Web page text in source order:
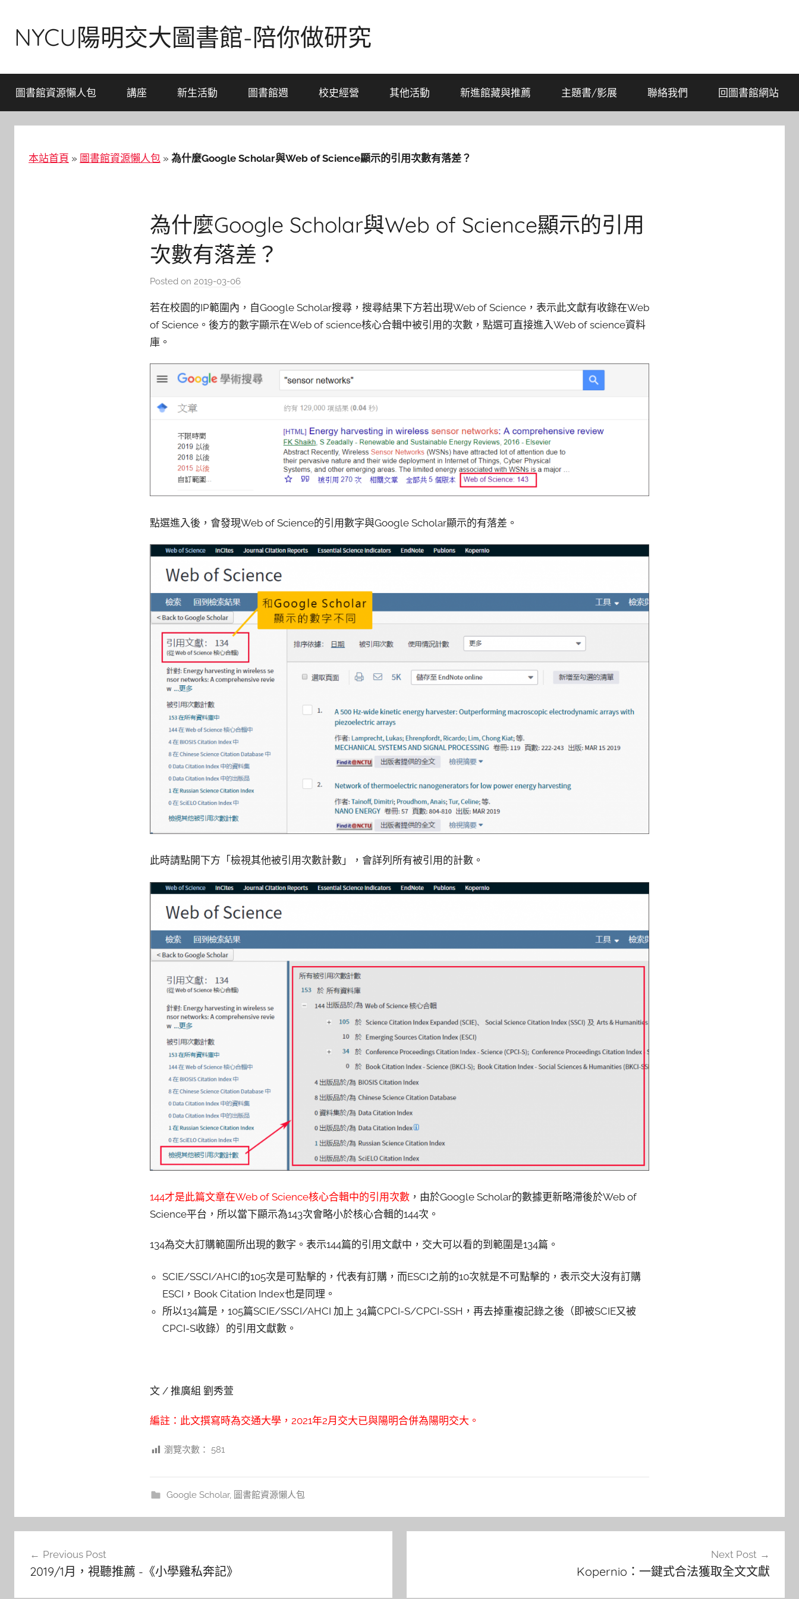
contentNYCU陽明交大圖書館-陪你做研究
圖書館資源懶人包 講座 新生活動 圖書館週 校史經營 其他活動 新進館藏與推薦 主題書/影展 聯絡我們 回圖書館網站
本站首頁 » 圖書館資源懶人包 » 為什麼Google Scholar與Web of Science顯示的引用次數有落差？
為什麼Google Scholar與Web of Science顯示的引用
次數有落差？
Posted on 2019-03-06
s
h
h
若在校園的IP範圍內，自Google Scholar搜尋，搜尋結果下方若出現Web of Science，表示此文獻有收錄在Web
of Science。後方的數字顯示在Web of science核心合輯中被引用的次數，點選可直接進入Web of science資料
庫。
點選進入後，會發現Web of Science的引用數字與Google Scholar顯示的有落差。
此時請點開下方「檢視其他被引用次數計數」，會詳列所有被引用的計數。
144才是此篇文章在Web of Science核心合輯中的引用次數 ，由於Google Scholar的數據更新略滯後於Web of
Science平台，所以當下顯示為143次會略小於核心合輯的144次。
134為交大訂購範圍所出現的數字。表示144篇的引用文獻中，交大可以看的到範圍是134篇。
SCIE/SSCI/AHCI的105次是可點擊的，代表有訂購，而ESCI之前的10次就是不可點擊的，表示交大沒有訂購
ESCI，Book Citation Index也是同理。
所以134篇是，105篇SCIE/SSCI/AHCI 加上 34篇CPCI-S/CPCI-SSH，再去掉重複記錄之後（即被SCIE又被
CPCI-S收錄）的引用文獻數。
文 / 推廣組 劉秀萱
編註：此文撰寫時為交通大學，2021年2月交大已與陽明合併為陽明交大。
瀏覽次數： 581
Google Scholar, 圖書館資源懶人包
Previous Post
2019/1月，視聽推薦 -《小學雞私奔記》
Next Post
Kopernio：一鍵式合法獲取全文文獻